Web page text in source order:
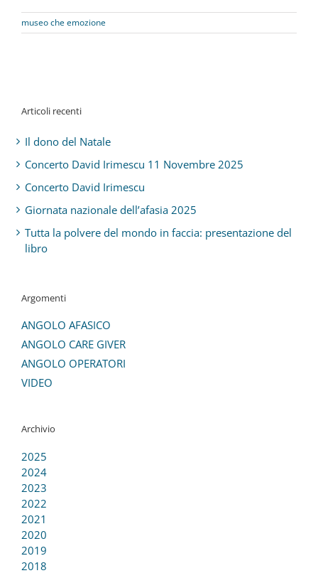
museo che emozione
Articoli recenti
Il dono del Natale
Concerto David Irimescu 11 Novembre 2025
Concerto David Irimescu
Giornata nazionale dell’afasia 2025
Tutta la polvere del mondo in faccia: presentazione del
libro
Argomenti
ANGOLO AFASICO
ANGOLO CARE GIVER
ANGOLO OPERATORI
VIDEO
Archivio
2025
2024
2023
2022
2021
2020
2019
2018